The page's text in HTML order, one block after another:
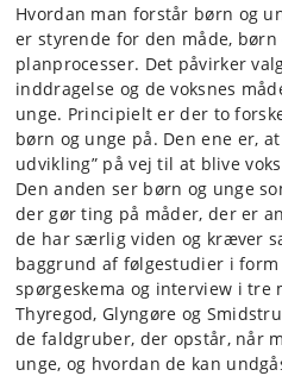
Hvordan man forstår børn og
er styrende for den måde,
planprocesser. Det påvirker
inddragelse og de voksnes
unge. Principielt er der to
børn og unge på. Den ene er,
udvikling” på vej til at blive
Den anden ser børn og unge
der gør ting på måder, der er
de har særlig viden og kræver
baggrund af følgestudier i
spørgeskema og interview i tre
Thyregod, Glyngøre og
de faldgruber, der opstår, når
unge, og hvordan de kan